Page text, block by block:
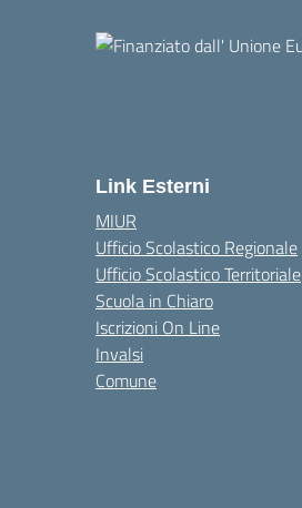
Link Esterni
MIUR
Ufficio Scolastico Regionale
Ufficio Scolastico Territoriale
Scuola in Chiaro
Iscrizioni On Line
Invalsi
Comune